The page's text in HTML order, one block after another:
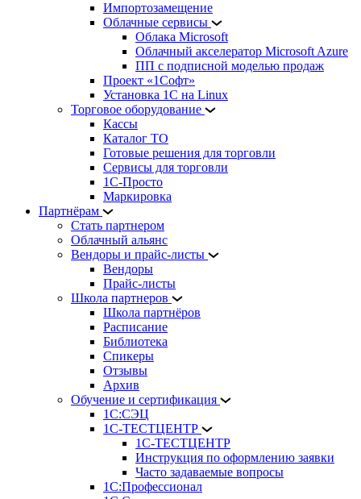
Импортозамещение
Облачные сервисы
Облака Microsoft
Облачный акселератор Microsoft Azure
ПП с подписной моделью продаж
Проект «1Софт»
Установка 1С на Linux
Торговое оборудование
Кассы
Каталог ТО
Готовые решения для торговли
Сервисы для торговли
1С-Просто
Маркировка
Партнёрам
Стать партнером
Облачный альянс
Вендоры и прайс-листы
Вендоры
Прайс-листы
Школа партнеров
Школа партнёров
Расписание
Библиотека
Спикеры
Отзывы
Архив
Обучение и сертификация
1С:СЭЦ
1С-ТЕСТЦЕНТР
1С-ТЕСТЦЕНТР
Инструкция по оформлению заявки
Часто задаваемые вопросы
1С:Профессионал